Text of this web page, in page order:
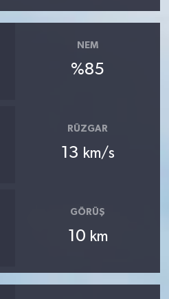
NEM
%85
RÜZGAR
13 km/s
GÖRÜŞ
10 km